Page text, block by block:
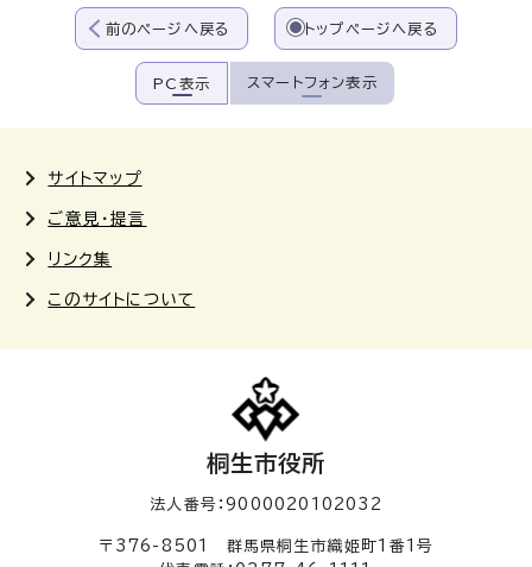
前のページへ戻る トップページへ戻る
PC表示 スマートフォン表示
サイトマップ
ご意見・提言
リンク集
このサイトについて
桐生市役所
法人番号：9000020102032
〒376-8501 群馬県桐生市織姫町1番1号